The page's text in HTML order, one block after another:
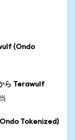
(Ondo
ら Terawulf
Tokenized)